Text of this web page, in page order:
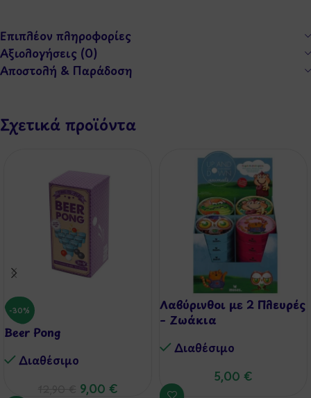
Επιπλέον πληροφορίες
Αξιολογήσεις (0)
Αποστολή & Παράδοση
Σχετικά προϊόντα
-30%
Beer Pong
Διαθέσιμo
9,00 €
Λαβύρινθοι με 2 Πλευρές
– Ζωάκια
Διαθέσιμo
5,00 €